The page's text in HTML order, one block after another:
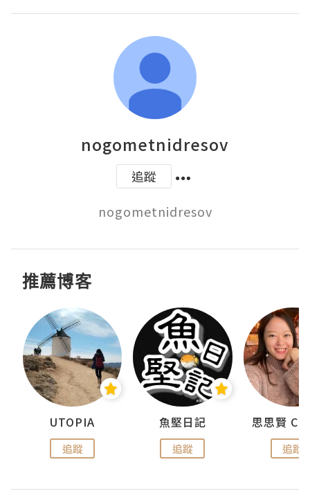
nogometnidresov
追蹤
nogometnidresov
推薦博客
UTOPIA
追蹤
魚堅日記
追蹤 追蹤